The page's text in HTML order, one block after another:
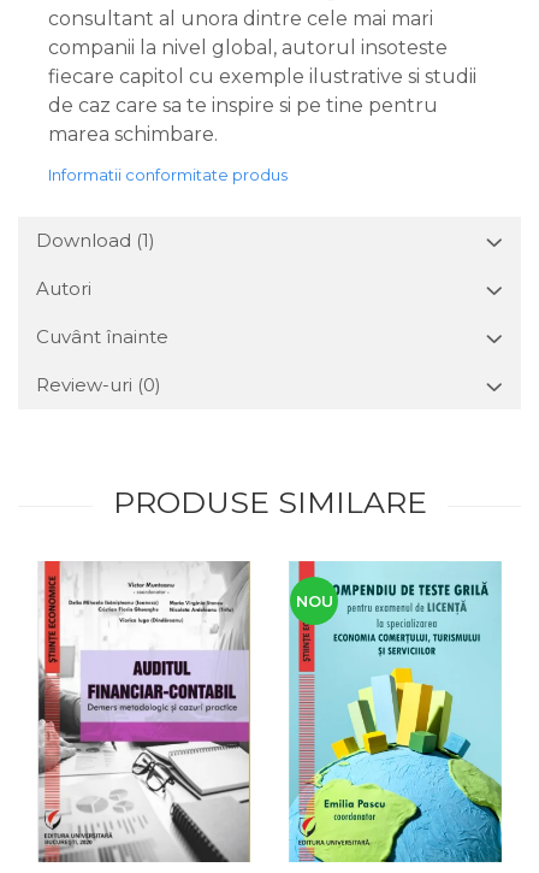
consultant al unora dintre cele mai mari
companii la nivel global, autorul insoteste
fiecare capitol cu exemple ilustrative si studii
de caz care sa te inspire si pe tine pentru
marea schimbare.
Informatii conformitate produs
Download (1)
Autori
Cuvânt înainte
Review-uri (0)
PRODUSE SIMILARE
NOU